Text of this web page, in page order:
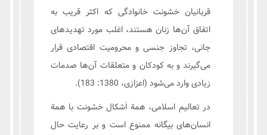
قربانیان خشونت خانوادگی که اکثر قریب به
اتفاق آن‌ها زنان هستند، اغلب مورد تهدیدهای
جانی، تجاوز جنسی و محرومیت اقتصادی قرار
می‌گیرند و به کودکان و متعلقات آن‌ها صدمات
زیادی وارد می‌شود (اعزازی، 1380: 183).
در تعالیم اسلامی، همة اَشکال خشونت با همة
انسان‌های بیگانه ممنوع است و بر رعایت حال